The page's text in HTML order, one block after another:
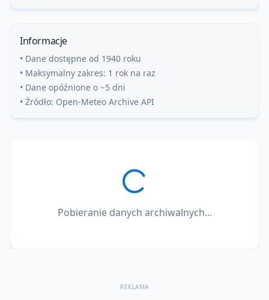
Informacje
• Dane dostępne od 1940 roku
• Maksymalny zakres: 1 rok na raz
• Dane opóźnione o ~5 dni
• Źródło: Open-Meteo Archive API
Pobieranie danych archiwalnych...
REKLAMA